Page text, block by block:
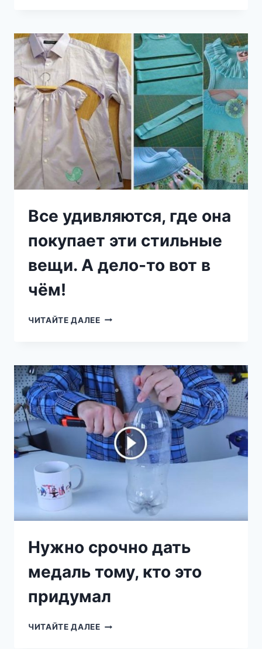
ГРЯЗНЫМИ
БУТЫЛКАМИ.
КОГДА
Я
УЧТИВО
СПРОСИЛ,
В
ЧЁМ
ДЕЛО,
ПОЛУЧИЛ
СЮРПРИЗ!
Все удивляются, где она
покупает эти стильные
вещи. А дело-то вот в
чём!
ЧИТАЙТЕ ДАЛЕЕВСЕ
ПОКУПАЕТ
ЭТИ
СТИЛЬНЫЕ
ВЕЩИ.
А
ДЕЛО-
ТО
ВОТ
Нужно срочно дать
медаль тому, кто это
придумал
ЧИТАЙТЕ ДАЛЕЕНУЖНО